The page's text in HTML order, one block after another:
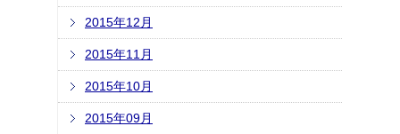
2015年12月
2015年11月
2015年10月
2015年09月